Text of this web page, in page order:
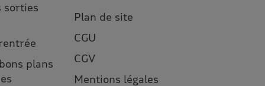
sorties
plans
Plan de site
CGU
CGV
Mentions légales